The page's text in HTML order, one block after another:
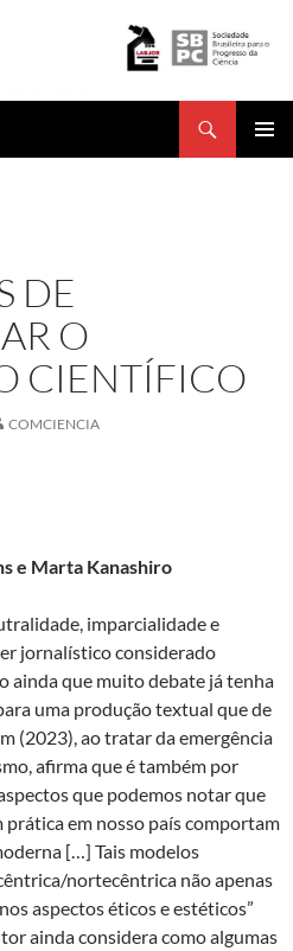
DE
O
CIENTÍFICO
COMCIENCIA
e Marta Kanashiro
imparcialidade e
jornalístico considerado
ainda que muito debate já tenha
uma produção textual que de
(2023), ao tratar da emergência
afirma que é também por
que podemos notar que
prática em nosso país comportam
[…] Tais modelos
nortecêntrica não apenas
aspectos éticos e estéticos”
ainda considera como algumas